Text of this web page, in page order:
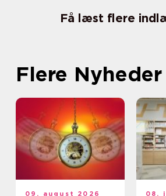
Få læst flere
Flere Nyheder
09. august 2026 08.